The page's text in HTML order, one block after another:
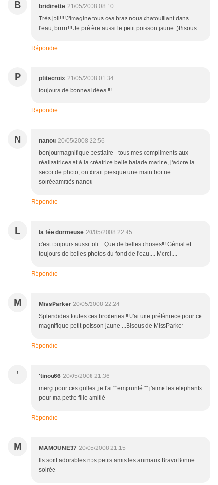
B bridinette 21/05/2008 08:10
Très joli!!!!J'imagine tous ces bras nous chatouillant dans
l'eau, brrrrr!!!!Je préfère aussi le petit poisson jaune ;)Bisous
Répondre
P ptitecroix 21/05/2008 01:34
toujours de bonnes idées !!!
Répondre
N nanou 20/05/2008 22:56
bonjourmagnifique bestiaire - tous mes compliments aux
réalisatrices et à la créatrice belle balade marine, j'adore la
seconde photo, on dirait presque une main bonne
soiréeamitiés nanou
Répondre
L la fée dormeuse 20/05/2008 22:45
c'est toujours aussi joli... Que de belles choses!!! Génial et
toujours de belles photos du fond de l'eau.... Merci....
Répondre
M MissParker 20/05/2008 22:24
Splendides toutes ces broderies !!!J'ai une préfénrece pour ce
magnifique petit poisson jaune ...Bisous de MissParker
Répondre
' 'tinou66 20/05/2008 21:36
merçi pour ces grilles ,je t'ai ""emprunté "" j'aime les elephants
pour ma petite fille amitié
Répondre
M MAMOUNE37 20/05/2008 21:15
Ils sont adorables nos petits amis les animaux.BravoBonne
soirée